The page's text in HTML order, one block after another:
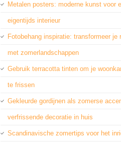
Metalen posters: moderne kunst voor
eigentijds interieur
Fotobehang inspiratie: transformeer je
met zomerlandschappen
Gebruik terracotta tinten om je
te frissen
Gekleurde gordijnen als zomerse
verfrissende decoratie in huis
Scandinavische zomertips voor het